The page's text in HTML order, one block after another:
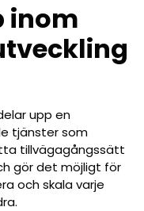
inom
upp en
tjänster som
tillvägagångssätt
gör det möjligt för
och skala varje